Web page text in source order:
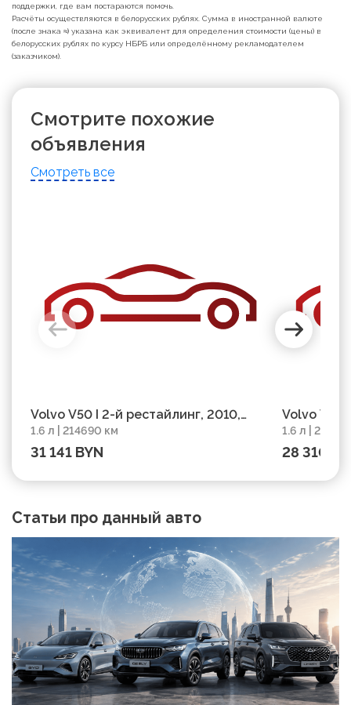
поддержки, где вам постараются помочь.
Расчёты осуществляются в белорусских рублях. Сумма в иностранной валюте
(после знака ≈) указана как эквивалент для определения стоимости (цены) в
белорусских рублях по курсу НБРБ или определённому рекламодателем
(заказчиком).
Смотрите похожие
объявления
Смотреть все
Volvo V50 I 2-й рестайлинг, 2010,
пробег 214690 км
1.6 л | 214690 км
31 141 BYN
Volvo V50
пробег
1.6 л |
28 310
Статьи про данный авто